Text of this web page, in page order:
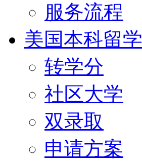
服务流程
美国本科留学
转学分
社区大学
双录取
申请方案